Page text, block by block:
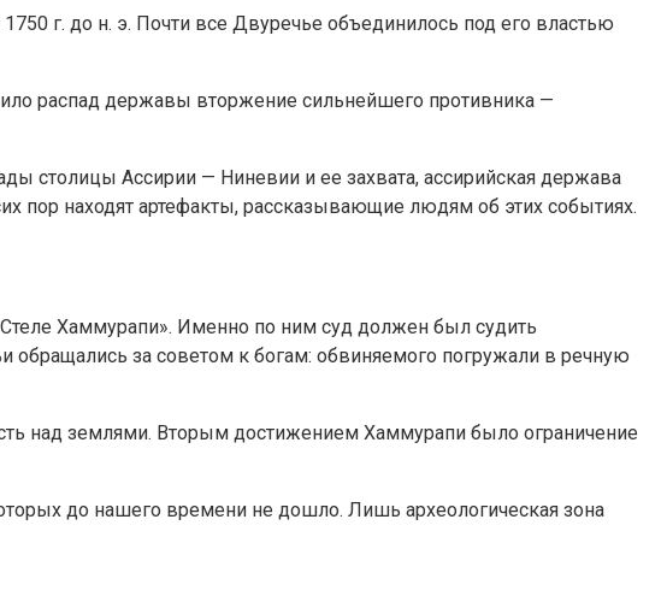
г. до н. э. Почти все Двуречье объединилось под его властью
распад державы вторжение сильнейшего противника —
столицы Ассирии — Ниневии и ее захвата, ассирийская держава
пор находят артефакты, рассказывающие людям об этих событиях.
Хаммурапи». Именно по ним суд должен был судить
обращались за советом к богам: обвиняемого погружали в речную
над землями. Вторым достижением Хаммурапи было ограничение
до нашего времени не дошло. Лишь археологическая зона